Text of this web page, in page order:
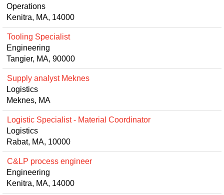
Operations
Kenitra, MA, 14000
Tooling Specialist
Engineering
Tangier, MA, 90000
Supply analyst Meknes
Logistics
Meknes, MA
Logistic Specialist - Material Coordinator
Logistics
Rabat, MA, 10000
C&LP process engineer
Engineering
Kenitra, MA, 14000